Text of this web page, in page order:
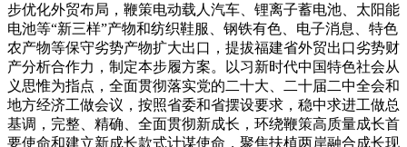
步优化外贸布局，鞭策电动载人汽车、锂离子蓄电池、太阳能
电池等“新三样”产物和纺织鞋服、钢铁有色、电子消息、特色
农产物等保守劣势产物扩大出口，提拔福建省外贸出口劣势财
产分析合作力，制定本步履方案。以习新时代中国特色社会从
义思惟为指点，全面贯彻落实党的二十大、二十届二中全会和
地方经济工做会议，按照省委和省摆设要求，稳中求进工做总
基调，完整、精确、全面贯彻新成长，环绕鞭策高质量成长首
要使命和建立新成长款式计谋使命，聚焦扶植两岸融合成长现